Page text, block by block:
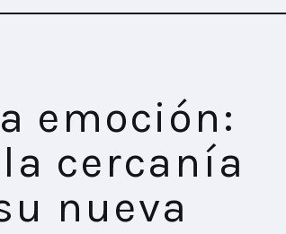
emoción:
cercanía
nueva